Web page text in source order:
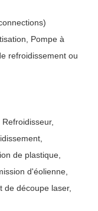
Pompe à
refroidissement ou
de plastique,
d'éolienne,
de découpe laser,